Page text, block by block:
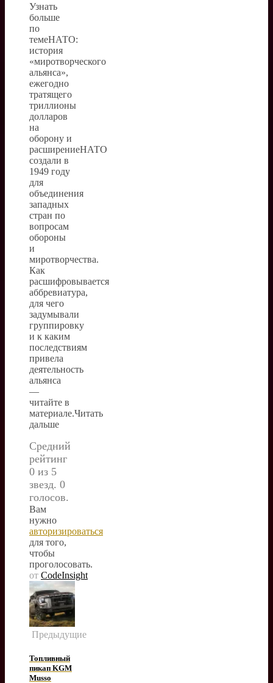
Узнать
больше
по
темеНАТО:
история
«миротворческого
альянса»,
ежегодно
тратящего
триллионы
долларов
на
оборону и
расширениеНАТО
создали в
1949 году
для
объединения
западных
стран по
вопросам
обороны
и
миротворчества.
Как
расшифровывается
аббревиатура,
для чего
задумывали
группировку
и к каким
последствиям
привела
деятельность
альянса
—
читайте в
материале.Читать
дальше
Средний
рейтинг
0 из 5
звезд. 0
голосов.
Вам
нужно
авторизироваться
для того,
чтобы
проголосовать.
от CodeInsight
Предыдущие
Топливный
пикап KGM
Musso